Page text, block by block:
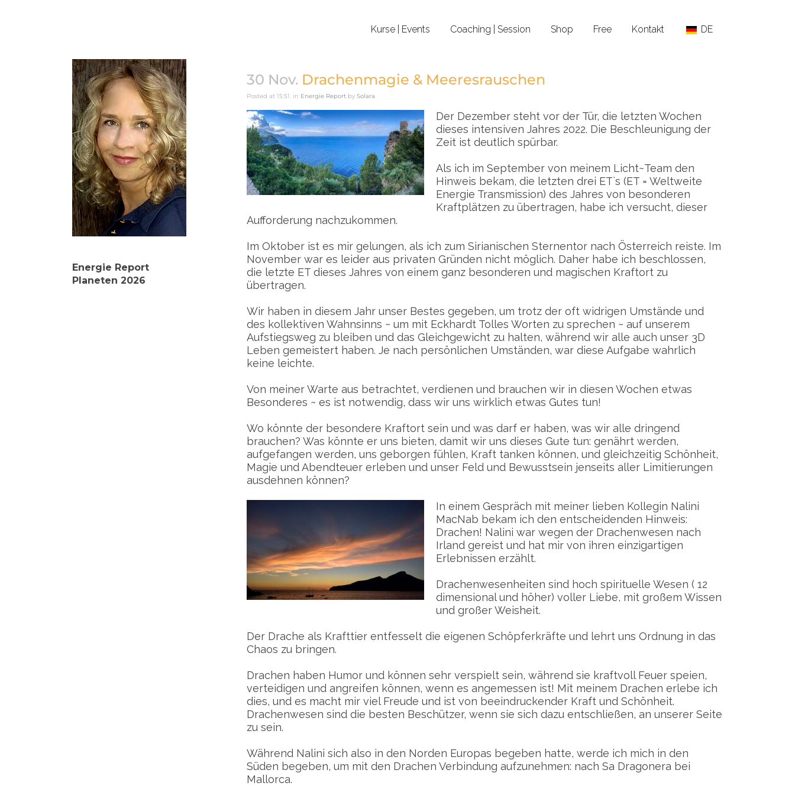
Kurse | Events Coaching | Session Shop Free Kontakt DE
Energie Report
Planeten 2026
30 Nov. Drachenmagie & Meeresrauschen
Posted at 15:51. in Energie Report by Solara
Der Dezember steht vor der Tür, die letzten Wochen
dieses intensiven Jahres 2022. Die Beschleunigung der
Zeit ist deutlich spürbar.
Als ich im September von meinem Licht~Team den
Hinweis bekam, die letzten drei ET`s (ET = Weltweite
Energie Transmission) des Jahres von besonderen
Kraftplätzen zu übertragen, habe ich versucht, dieser
Aufforderung nachzukommen.
Im Oktober ist es mir gelungen, als ich zum Sirianischen Sternentor nach Österreich reiste. Im
November war es leider aus privaten Gründen nicht möglich. Daher habe ich beschlossen,
die letzte ET dieses Jahres von einem ganz besonderen und magischen Kraftort zu
übertragen.
Wir haben in diesem Jahr unser Bestes gegeben, um trotz der oft widrigen Umstände und
des kollektiven Wahnsinns ~ um mit Eckhardt Tolles Worten zu sprechen ~ auf unserem
Aufstiegsweg zu bleiben und das Gleichgewicht zu halten, während wir alle auch unser 3D
Leben gemeistert haben. Je nach persönlichen Umständen, war diese Aufgabe wahrlich
keine leichte.
Von meiner Warte aus betrachtet, verdienen und brauchen wir in diesen Wochen etwas
Besonderes ~ es ist notwendig, dass wir uns wirklich etwas Gutes tun!
Wo könnte der besondere Kraftort sein und was darf er haben, was wir alle dringend
brauchen? Was könnte er uns bieten, damit wir uns dieses Gute tun: genährt werden,
aufgefangen werden, uns geborgen fühlen, Kraft tanken können, und gleichzeitig Schönheit,
Magie und Abendteuer erleben und unser Feld und Bewusstsein jenseits aller Limitierungen
ausdehnen können?
In einem Gespräch mit meiner lieben Kollegin Nalini
MacNab bekam ich den entscheidenden Hinweis:
Drachen! Nalini war wegen der Drachenwesen nach
Irland gereist und hat mir von ihren einzigartigen
Erlebnissen erzählt.
Drachenwesenheiten sind hoch spirituelle Wesen ( 12
dimensional und höher) voller Liebe, mit großem Wissen
und großer Weisheit.
Der Drache als Krafttier entfesselt die eigenen Schöpferkräfte und lehrt uns Ordnung in das
Chaos zu bringen.
Drachen haben Humor und können sehr verspielt sein, während sie kraftvoll Feuer speien,
verteidigen und angreifen können, wenn es angemessen ist! Mit meinem Drachen erlebe ich
dies, und es macht mir viel Freude und ist von beeindruckender Kraft und Schönheit.
Drachenwesen sind die besten Beschützer, wenn sie sich dazu entschließen, an unserer Seite
zu sein.
Während Nalini sich also in den Norden Europas begeben hatte, werde ich mich in den
Süden begeben, um mit den Drachen Verbindung aufzunehmen: nach Sa Dragonera bei
Mallorca.